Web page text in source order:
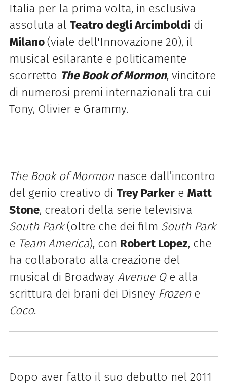
Italia per la prima volta, in esclusiva
assoluta al Teatro degli Arcimboldi di
Milano(viale dell'Innovazione 20), il
musical esilarante e politicamente
scorretto The Book of Mormon, vincitore
di numerosi premi internazionali tra cui
Tony, Olivier e Grammy.
The Book of Mormonnasce dall’incontro
del genio creativo di Trey Parkere Matt
Stone, creatori della serie televisiva
South Park(oltre che dei film South Park
e TeamAmerica), con Robert Lopez, che
ha collaborato alla creazione del
musical di Broadway Avenue Qe alla
scrittura dei brani dei Disney Frozen e
Coco.
Dopo aver fatto il suo debutto nel 2011